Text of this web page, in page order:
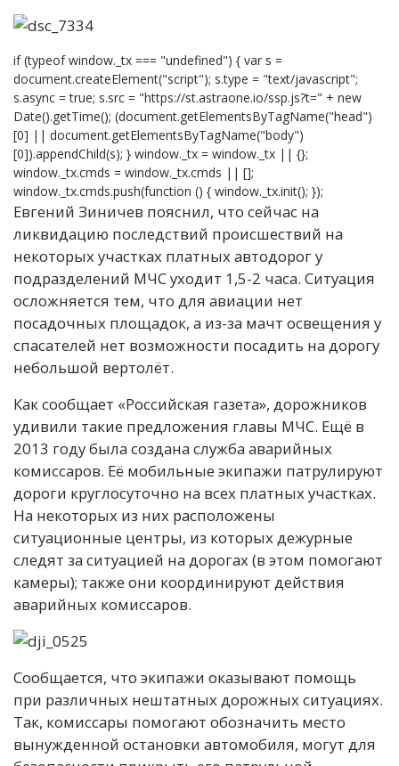
if (typeof window._tx === "undefined") { var s =
document.createElement("script"); s.type = "text/javascript";
s.async = true; s.src = "https://st.astraone.io/ssp.js?t=" + new
Date().getTime(); (document.getElementsByTagName("head")
[0] || document.getElementsByTagName("body")
[0]).appendChild(s); } window._tx = window._tx || {};
window._tx.cmds = window._tx.cmds || [];
window._tx.cmds.push(function () { window._tx.init(); });
Евгений Зиничев пояснил, что сейчас на
ликвидацию последствий происшествий на
некоторых участках платных автодорог у
подразделений МЧС уходит 1,5-2 часа. Ситуация
осложняется тем, что для авиации нет
посадочных площадок, а из-за мачт освещения у
спасателей нет возможности посадить на дорогу
небольшой вертолёт.
Как сообщает «Российская газета», дорожников
удивили такие предложения главы МЧС. Ещё в
2013 году была создана служба аварийных
комиссаров. Её мобильные экипажи патрулируют
дороги круглосуточно на всех платных участках.
На некоторых из них расположены
ситуационные центры, из которых дежурные
следят за ситуацией на дорогах (в этом помогают
камеры); также они координируют действия
аварийных комиссаров.
Сообщается, что экипажи оказывают помощь
при различных нештатных дорожных ситуациях.
Так, комиссары помогают обозначить место
вынужденной остановки автомобиля, могут для